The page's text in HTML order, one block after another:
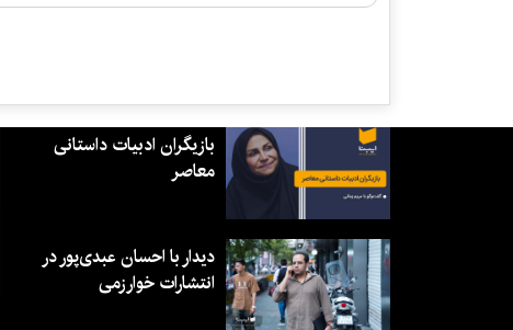
بازیگران ادبیات داستانی
معاصر
دیدار با احسان عبدی‌پور در
انتشارات خوارزمی